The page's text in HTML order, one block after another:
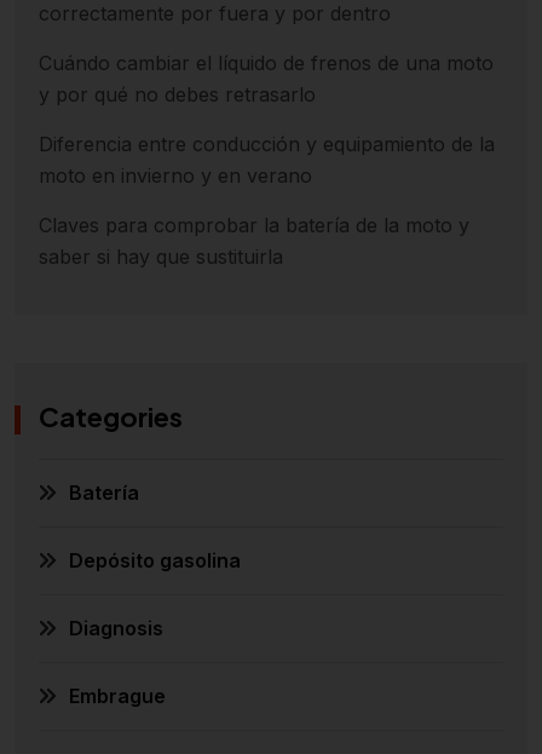
correctamente por fuera y por dentro
Cuándo cambiar el líquido de frenos de una moto
y por qué no debes retrasarlo
Diferencia entre conducción y equipamiento de la
moto en invierno y en verano
Claves para comprobar la batería de la moto y
saber si hay que sustituirla
Categories
Batería
Depósito gasolina
Diagnosis
Embrague